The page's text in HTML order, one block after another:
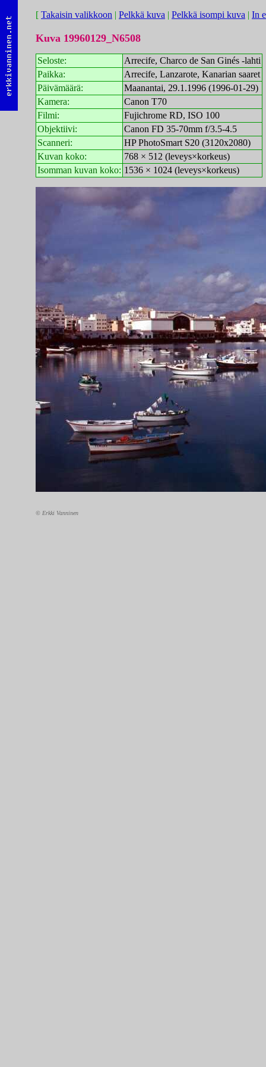
[ Takaisin valikkoon | Pelkkä kuva | Pelkkä isompi kuva | In
Kuva 19960129_N6508
Seloste:
Arrecife, Charco de San Ginés -lahti
Paikka:
Arrecife, Lanzarote, Kanarian saaret
Päivämäärä:
Maanantai, 29.1.1996 (1996-01-29)
Kamera:
Canon T70
Filmi:
Fujichrome RD, ISO 100
Objektiivi:
Canon FD 35-70mm f/3.5-4.5
Scanneri:
HP PhotoSmart S20 (3120x2080)
Kuvan koko:
768 × 512 (leveys×korkeus)
Isomman kuvan koko: 1536 × 1024 (leveys×korkeus)
© Erkki Vanninen